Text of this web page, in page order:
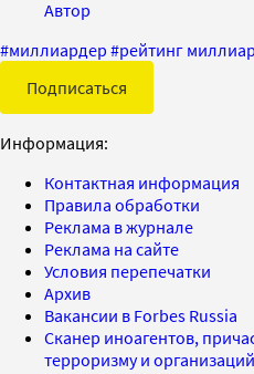
Автор
#миллиардер #рейтинг
Подписаться
Информация:
Контактная информация
Правила обработки
Реклама в журнале
Реклама на сайте
Условия перепечатки
Архив
Вакансии в Forbes Russia
Сканер иноагентов,
терроризму и